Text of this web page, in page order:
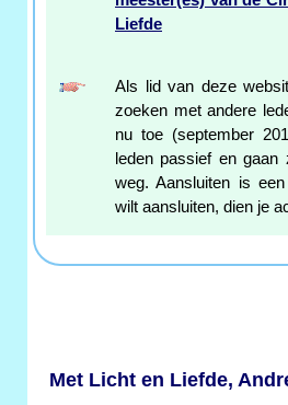
Liefde
Als lid van deze
zoeken met andere
nu toe (september
leden passief en
weg. Aansluiten is
wilt aansluiten, dien je
Met Licht en Liefde,